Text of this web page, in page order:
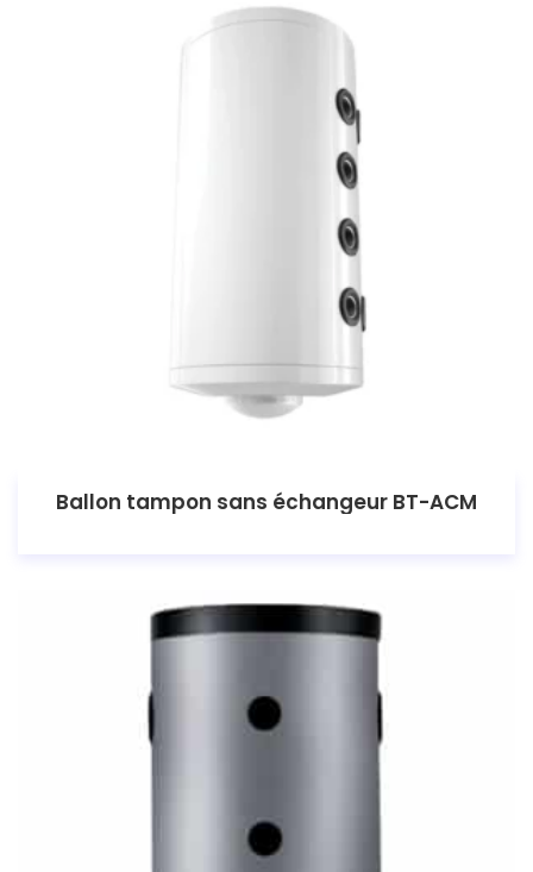
Ballon tampon sans échangeur BT-ACM